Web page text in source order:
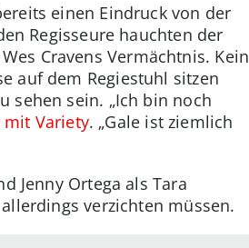
einen Eindruck von der
Regisseure hauchten der
Cravens Vermächtnis. Kein
auf dem Regiestuhl sitzen
sehen sein. „Ich bin noch
Variety. „Gale ist ziemlich
Jenny Ortega als Tara
verzichten müssen.